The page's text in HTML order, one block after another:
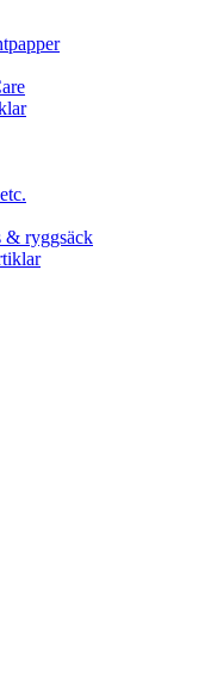
& ryggsäck